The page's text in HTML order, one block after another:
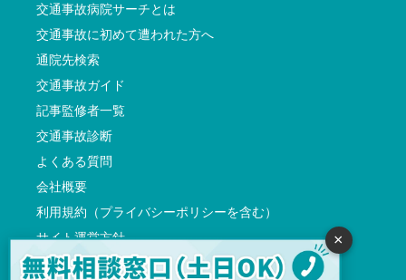
交通事故病院サーチとは
交通事故に初めて遭われた方へ
通院先検索
交通事故ガイド
記事監修者一覧
交通事故診断
よくある質問
会社概要
利用規約（プライバシーポリシーを含む）
サイト運営方針
反社会的勢力に対する基本方針
×